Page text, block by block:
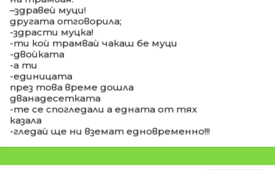
–здравеѝ муци!
другата отговорила;
-здрасти муцка!
-ти коѝ трамваѝ чакаш бе муци
-двоѝката
-а ти
-единицата
през това време дошла
дванадесетката
-те се спогледали а едната от тях
казала
-гледаѝ ще ни вземат едновременно!!!